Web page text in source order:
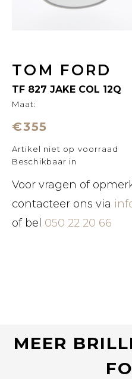
TOM FORD
TF 827 JAKE COL 12Q
Maat:
€355
Artikel niet op voorraad
Beschikbaar in
Voor vragen of
contacteer ons via
of bel 050 22 20 66
MEER